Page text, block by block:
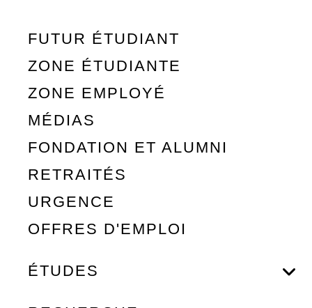
FUTUR ÉTUDIANT
ZONE ÉTUDIANTE
ZONE EMPLOYÉ
MÉDIAS
FONDATION ET ALUMNI
RETRAITÉS
URGENCE
OFFRES D'EMPLOI
ÉTUDES